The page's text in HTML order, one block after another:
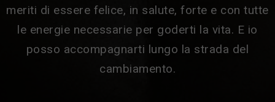
meriti di essere felice, in salute, forte e con tutte
le energie necessarie per goderti la vita. E io
posso accompagnarti lungo la strada del
cambiamento.